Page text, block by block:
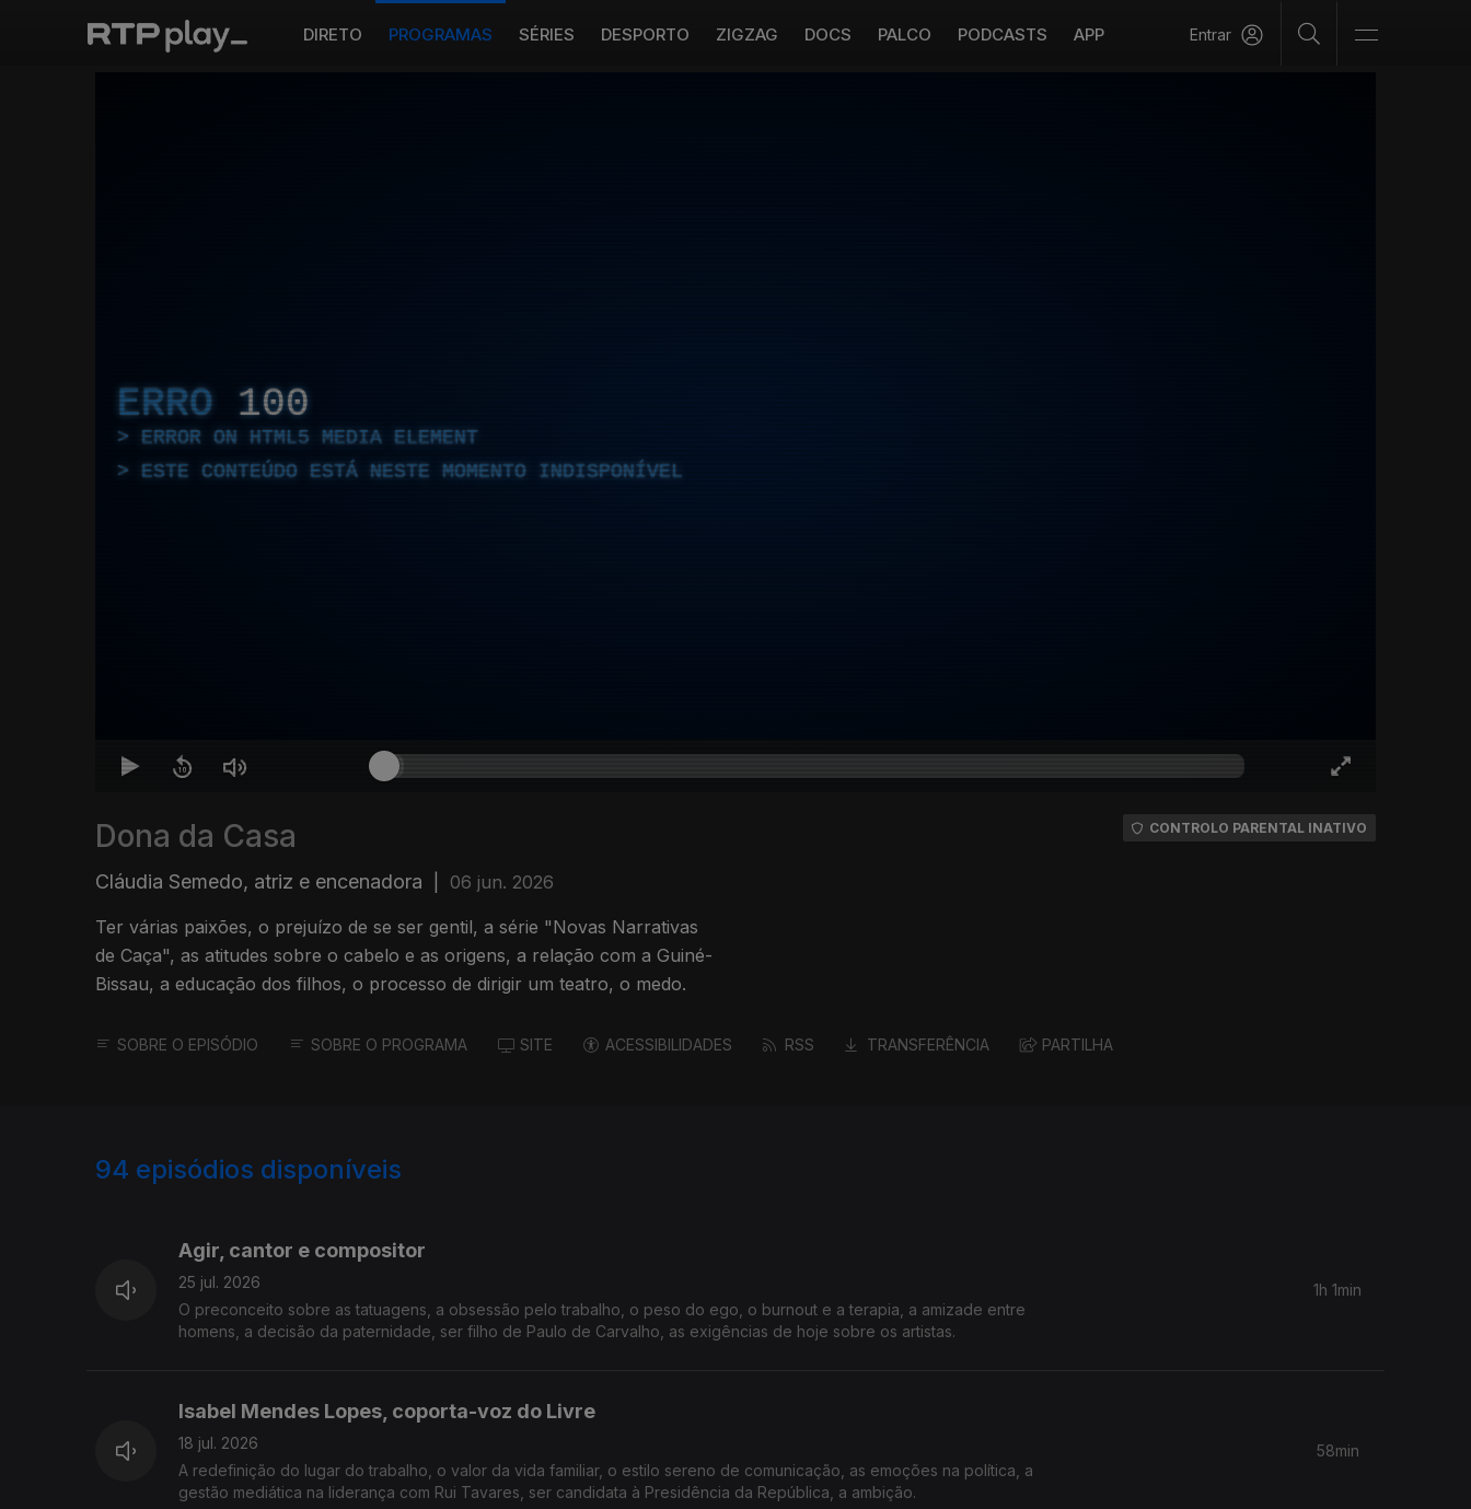
DIRETO PROGRAMAS SÉRIES DESPORTO ZIGZAG DOCS PALCO PODCASTS APP Entrar
ERRO 100
ERROR ON HTML5 MEDIA ELEMENT
ESTE CONTEÚDO ESTÁ NESTE MOMENTO INDISPONÍVEL
Dona da Casa
Cláudia Semedo, atriz e encenadora 06 jun. 2026
Ter várias paixões, o prejuízo de se ser gentil, a série "Novas Narrativas
de Caça", as atitudes sobre o cabelo e as origens, a relação com a Guiné-
Bissau, a educação dos filhos, o processo de dirigir um teatro, o medo.
CONTROLO PARENTAL INATIVO
SOBRE O EPISÓDIO SOBRE O PROGRAMA SITE ACESSIBILIDADES RSS TRANSFERÊNCIA PARTILHA
94 episódios disponíveis
Agir, cantor e compositor
25 jul. 2026
O preconceito sobre as tatuagens, a obsessão pelo trabalho, o peso do ego, o burnout e a terapia, a amizade entre
homens, a decisão da paternidade, ser filho de Paulo de Carvalho, as exigências de hoje sobre os artistas.
1h 1min
Isabel Mendes Lopes, coporta-voz do Livre
18 jul. 2026
A redefinição do lugar do trabalho, o valor da vida familiar, o estilo sereno de comunicação, as emoções na política, a
gestão mediática na liderança com Rui Tavares, ser candidata à Presidência da República, a ambição.
58min